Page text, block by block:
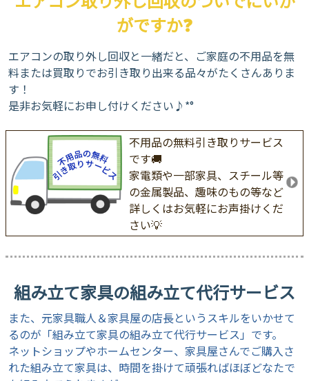
がですか❓
エアコンの取り外し回収と一緒だと、ご家庭の不用品を無
料または買取りでお引き取り出来る品々がたくさんありま
す！
是非お気軽にお申し付けください♪*°
不用品の無料引き取りサービス
です🚚
家電類や一部家具、スチール等
の金属製品、趣味のもの等など
詳しくはお気軽にお声掛けくだ
さい💡
組み立て家具の組み立て代行サービス
また、元家具職人＆家具屋の店長というスキルをいかせて
るのが「組み立て家具の組み立て代行サービス」です。
ネットショップやホームセンター、家具屋さんでご購入さ
れた組み立て家具は、時間を掛けて頑張ればほぼどなたで